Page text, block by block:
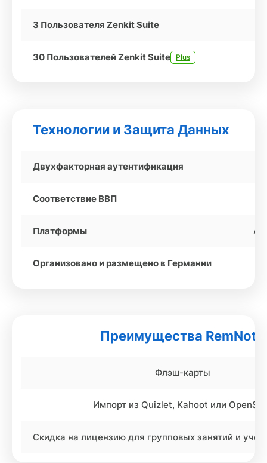
3 Пользователя Zenkit Suite
30 Пользователей Zenkit Suite Plus
Технологии и Защита Данных
Двухфакторная аутентификация
Соответствие ВВП
Платформы
Организовано и размещено в Германии
Преимущества RemNote
Флэш-карты
Импорт из Quizlet, Kahoot или
Скидка на лицензию для групповых занятий и